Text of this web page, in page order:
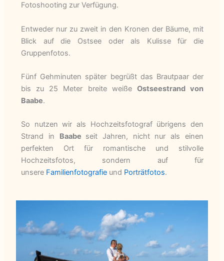
Fotoshooting zur Verfügung.
Entweder nur zu zweit in den Kronen der Bäume, mit
Blick auf die Ostsee oder als Kulisse für die
Gruppenfotos.
Fünf Gehminuten später begrüßt das Brautpaar der
bis zu 25 Meter breite weiße Ostseestrand von
Baabe.
So nutzen wir als Hochzeitsfotograf übrigens den
Strand in Baabe seit Jahren, nicht nur als einen
perfekten Ort für romantische und stilvolle
Hochzeitsfotos, sondern auf für
unsere Familienfotografie und Porträtfotos.